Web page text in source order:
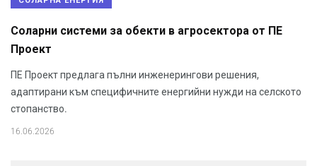
Соларни системи за обекти в агросектора от ПЕ
Проект
ПЕ Проект предлага пълни инженерингови решения,
адаптирани към специфичните енергийни нужди на селското
стопанство.
16.06.2026